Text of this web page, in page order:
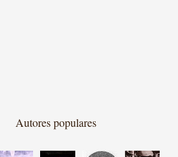
Autores populares